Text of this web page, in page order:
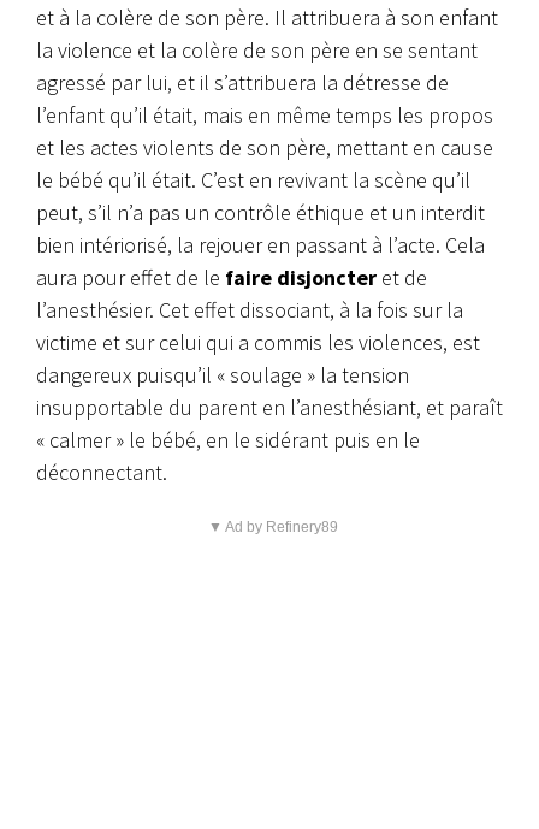
et à la colère de son père. Il attribuera à son enfant
la violence et la colère de son père en se sentant
agressé par lui, et il s’attribuera la détresse de
l’enfant qu’il était, mais en même temps les propos
et les actes violents de son père, mettant en cause
le bébé qu’il était. C’est en revivant la scène qu’il
peut, s’il n’a pas un contrôle éthique et un interdit
bien intériorisé, la rejouer en passant à l’acte. Cela
aura pour effet de le faire disjoncter et de
l’anesthésier. Cet effet dissociant, à la fois sur la
victime et sur celui qui a commis les violences, est
dangereux puisqu’il « soulage » la tension
insupportable du parent en l’anesthésiant, et paraît
« calmer » le bébé, en le sidérant puis en le
déconnectant.
▼ Ad by Refinery89